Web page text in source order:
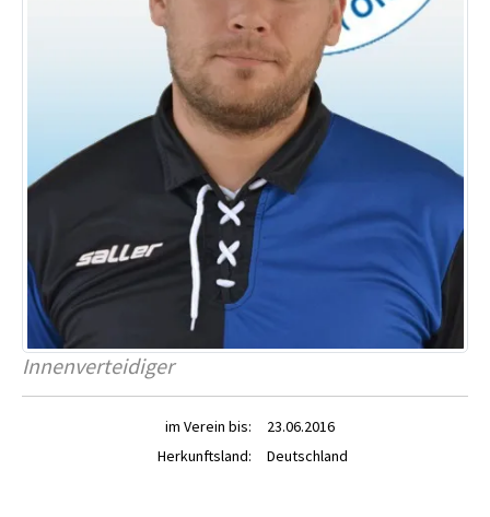
Innenverteidiger
im Verein bis:
23.06.2016
Herkunftsland:
Deutschland